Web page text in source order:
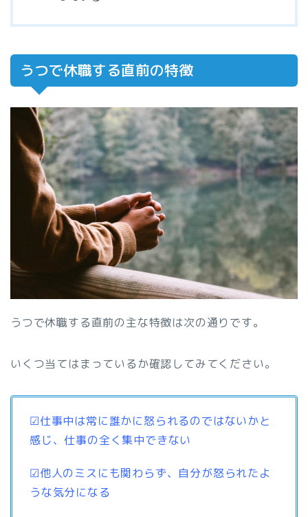
うつで休職する直前の特徴
うつで休職する直前の主な特徴は次の通りです。
いくつ当てはまっているか確認してみてください。
☑仕事中は常に誰かに怒られるのではないかと
感じ、仕事の全く集中できない
☑他人のミスにも関わらず、自分が怒られたよ
うな気分になる